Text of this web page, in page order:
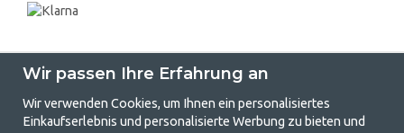
Wir passen Ihre Erfahrung an
Wir verwenden Cookies, um Ihnen ein personalisiertes
Einkaufserlebnis und personalisierte Werbung zu bieten und